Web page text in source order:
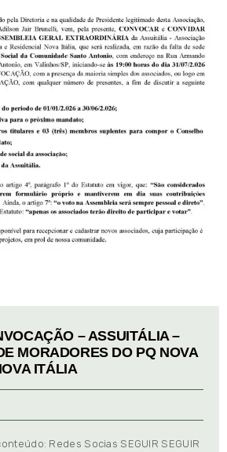
– ASSUITÁLIA –
MORADORES DO PQ NOVA
ITÁLIA
Redes Socias SEGUIR SEGUIR